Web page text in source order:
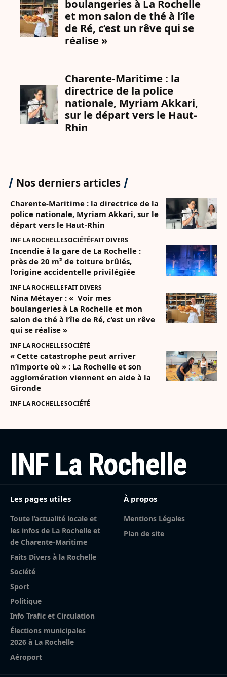
Nos derniers articles
Charente-Maritime : la directrice de la
police nationale, Myriam Akkari, sur le
départ vers le Haut-Rhin
INF LA ROCHELLESOCIÉTÉFAIT DIVERS
Incendie à la gare de La Rochelle :
près de 20 m² de toiture brûlés,
l’origine accidentelle privilégiée
INF LA ROCHELLEFAIT DIVERS
Nina Métayer : « Voir mes
boulangeries à La Rochelle et mon
salon de thé à l’île de Ré, c’est un rêve
qui se réalise »
INF LA ROCHELLESOCIÉTÉ
« Cette catastrophe peut arriver
n’importe où » : La Rochelle et son
agglomération viennent en aide à la
Gironde
INF LA ROCHELLESOCIÉTÉ
INF La Rochelle
Les pages utiles
Toute l’actualité locale et
les infos de La Rochelle et
de Charente-Maritime
Faits Divers à la Rochelle
Société
Sport
Politique
Info Trafic et Circulation
Élections municipales
2026 à La Rochelle
Aéroport
À propos
Mentions Légales
Plan de site